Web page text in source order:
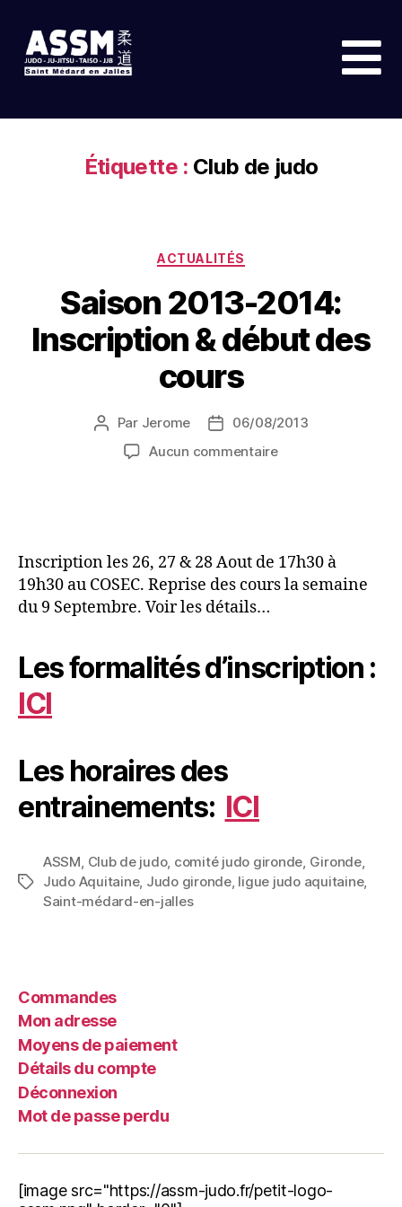
Étiquette : Club de judo
ACTUALITÉS
Saison 2013-2014:
Inscription & début des
cours
Par Jerome
06/08/2013
Aucun commentaire
Inscription les 26, 27 & 28 Aout de 17h30 à
19h30 au COSEC. Reprise des cours la semaine
du 9 Septembre. Voir les détails…
Les formalités d’inscription :
ICI
Les horaires des
entrainements: ICI
ASSM, Club de judo, comité judo gironde, Gironde,
Judo Aquitaine, Judo gironde, ligue judo aquitaine,
Saint-médard-en-jalles
Commandes
Mon adresse
Moyens de paiement
Détails du compte
Déconnexion
Mot de passe perdu
[image src="https://assm-judo.fr/petit-logo-